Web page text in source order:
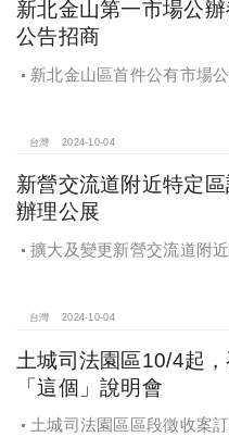
新北金山第一市場公
公告招商
新北金山區首件公有市場
台灣 2024-10-04
新營交流道附近特定
辦理公展
擴大及變更新營交流道附
台灣 2024-10-04
土城司法園區10/4起
「這個」說明會
土城司法園區區段徵收案